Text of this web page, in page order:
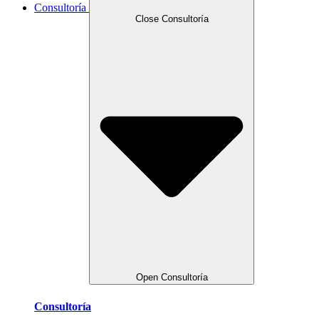
Consultoría
Close Consultoría
Open Consultoría
Consultoría